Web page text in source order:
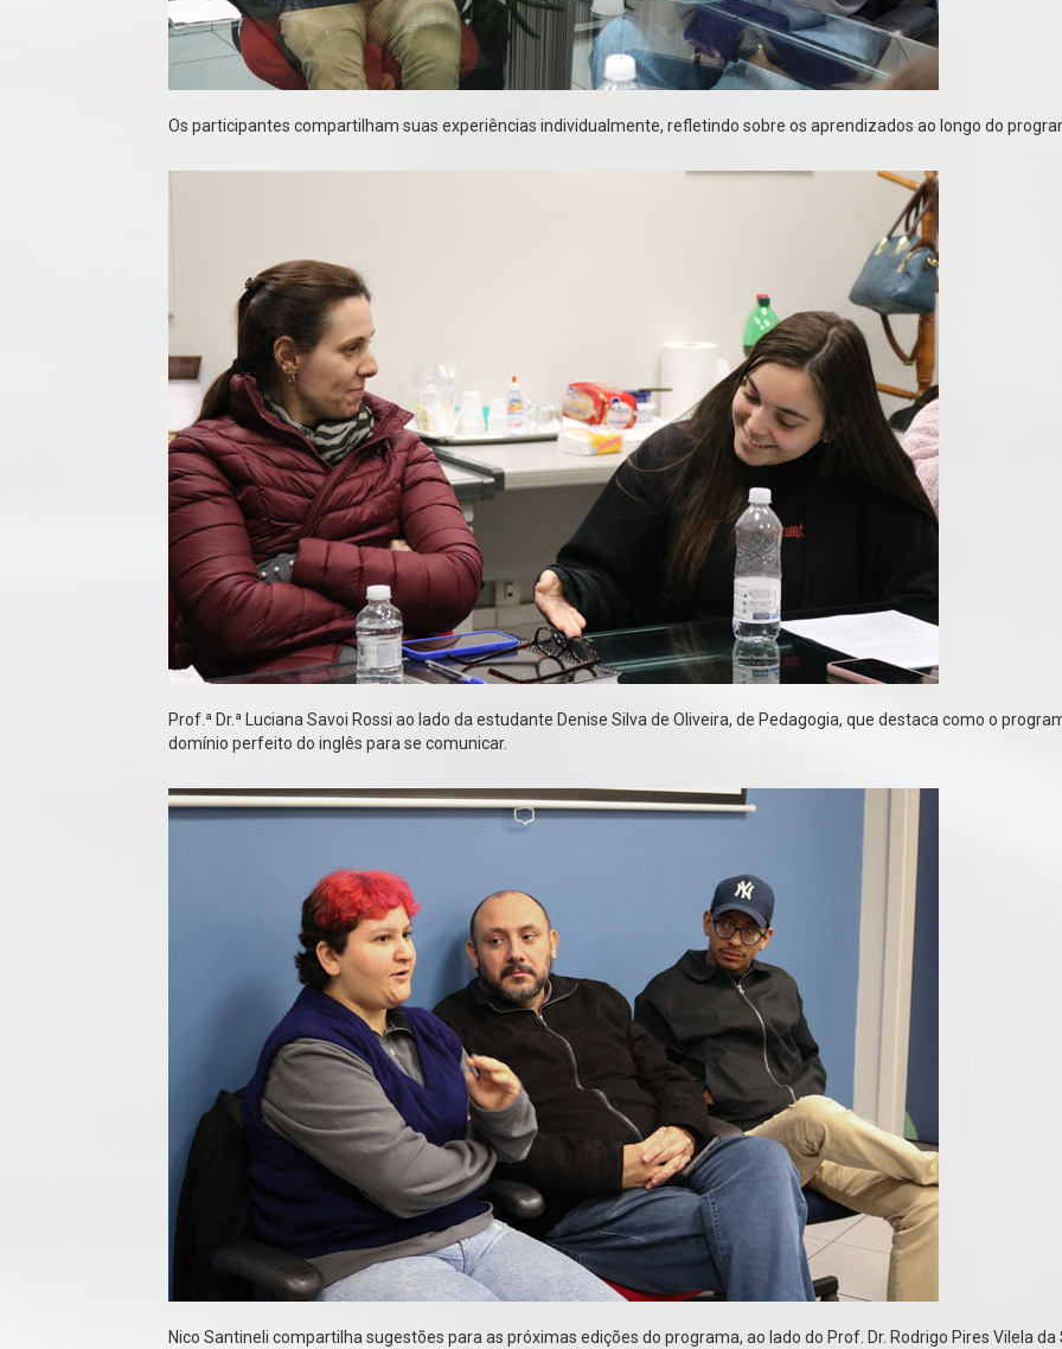
Os participantes compartilham suas experiências individualmente, refletindo sobre os aprendizados ao longo do
Prof.ª Dr.ª Luciana Savoi Rossi ao lado da estudante Denise Silva de Oliveira, de Pedagogia, que destaca como o
domínio perfeito do inglês para se comunicar.
Nico Santineli compartilha sugestões para as próximas edições do programa, ao lado do Prof. Dr. Rodrigo Pires Vilela